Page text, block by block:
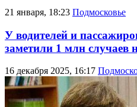
21 января, 18:23 Подмосковье
У водителей и
заметили 1 млн случаев
16 декабря 2025, 16:17